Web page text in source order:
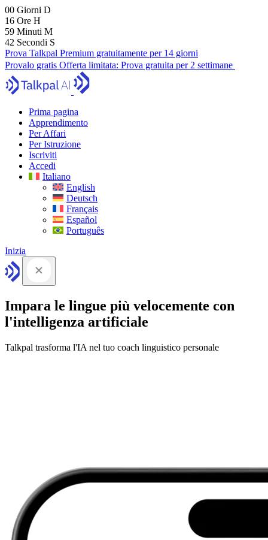
00 Giorni D
16 Ore H
59 Minuti M
41 Secondi S
Prova Talkpal Premium gratuitamente per 14 giorni
Provalo gratis Offerta limitata: Prova gratuita per 2 settimane
Prima pagina
Apprendimento
Per Affari
Per Istruzione
Iscriviti
Accedi
Italiano
English
Deutsch
Français
Español
Português
Inizia
Impara le lingue più velocemente con
l'intelligenza artificiale
Talkpal trasforma l'IA nel tuo coach linguistico personale